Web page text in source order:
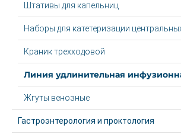
Штативы для капельниц
Наборы для катетеризации
Краник трехходовой
Линия удлинительная
Жгуты венозные
Гастроэнтерология и проктология